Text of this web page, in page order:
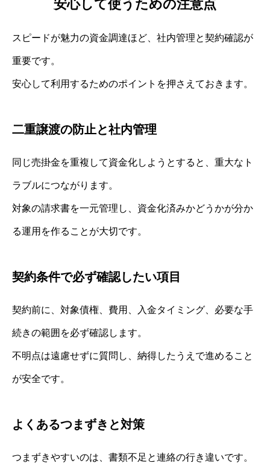
安心して使うための注意点
スピードが魅力の資金調達ほど、社内管理と契約確認が
重要です。
安心して利用するためのポイントを押さえておきます。
二重譲渡の防止と社内管理
同じ売掛金を重複して資金化しようとすると、重大なト
ラブルにつながります。
対象の請求書を一元管理し、資金化済みかどうかが分か
る運用を作ることが大切です。
契約条件で必ず確認したい項目
契約前に、対象債権、費用、入金タイミング、必要な手
続きの範囲を必ず確認します。
不明点は遠慮せずに質問し、納得したうえで進めること
が安全です。
よくあるつまずきと対策
つまずきやすいのは、書類不足と連絡の行き違いです。